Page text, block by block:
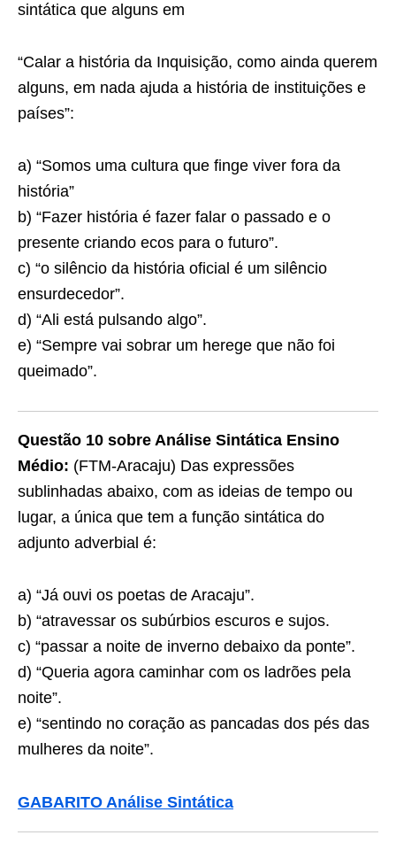
sintática que alguns em
“Calar a história da Inquisição, como ainda querem
alguns, em nada ajuda a história de instituições e
países”:
a) “Somos uma cultura que finge viver fora da
história”
b) “Fazer história é fazer falar o passado e o
presente criando ecos para o futuro”.
c) “o silêncio da história oficial é um silêncio
ensurdecedor”.
d) “Ali está pulsando algo”.
e) “Sempre vai sobrar um herege que não foi
queimado”.
Questão 10 sobre Análise Sintática Ensino
Médio: (FTM-Aracaju) Das expressões
sublinhadas abaixo, com as ideias de tempo ou
lugar, a única que tem a função sintática do
adjunto adverbial é:
a) “Já ouvi os poetas de Aracaju”.
b) “atravessar os subúrbios escuros e sujos.
c) “passar a noite de inverno debaixo da ponte”.
d) “Queria agora caminhar com os ladrões pela
noite”.
e) “sentindo no coração as pancadas dos pés das
mulheres da noite”.
GABARITO Análise Sintática